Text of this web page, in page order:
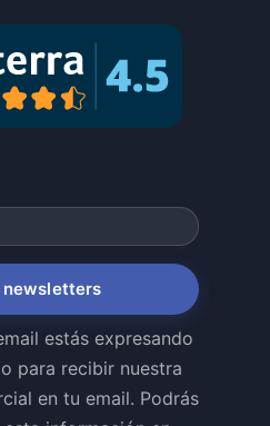
newsletters
estás expresando
para recibir nuestra
en tu email. Podrás